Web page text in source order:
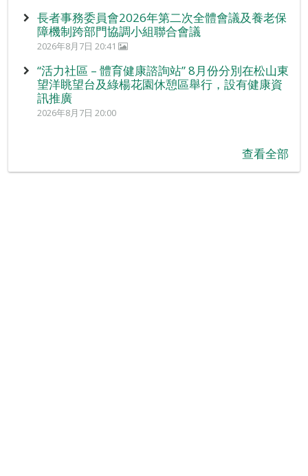
長者事務委員會2026年第二次全體會議及養老保
障機制跨部門協調小組聯合會議
2026年8月7日 20:41
“活力社區 – 體育健康諮詢站” 8月份分別在松山東
望洋眺望台及綠楊花園休憩區舉行，設有健康資
訊推廣
2026年8月7日 20:00
查看全部